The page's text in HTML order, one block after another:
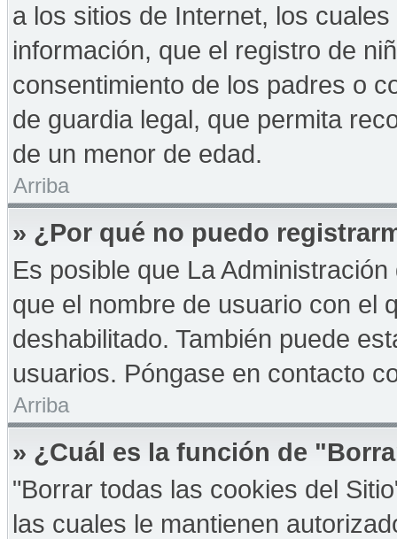
a los sitios de Internet, los
información, que el registro de
consentimiento de los padres o
de guardia legal, que permita
de un menor de edad.
Arriba
» ¿Por qué no puedo
Es posible que La
que el nombre de usuario con el
deshabilitado. También puede
usuarios. Póngase en contacto
Arriba
» ¿Cuál es la función de
"Borrar todas las cookies del
las cuales le mantienen